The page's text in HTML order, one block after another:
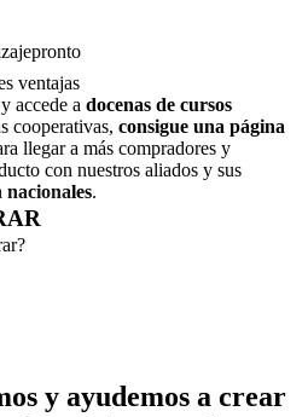
pronto
ventajas
accede a docenas de cursos
cooperativas, consigue una página
llegar a más compradores y
con nuestros aliados y sus
nacionales.
y ayudemos a crear